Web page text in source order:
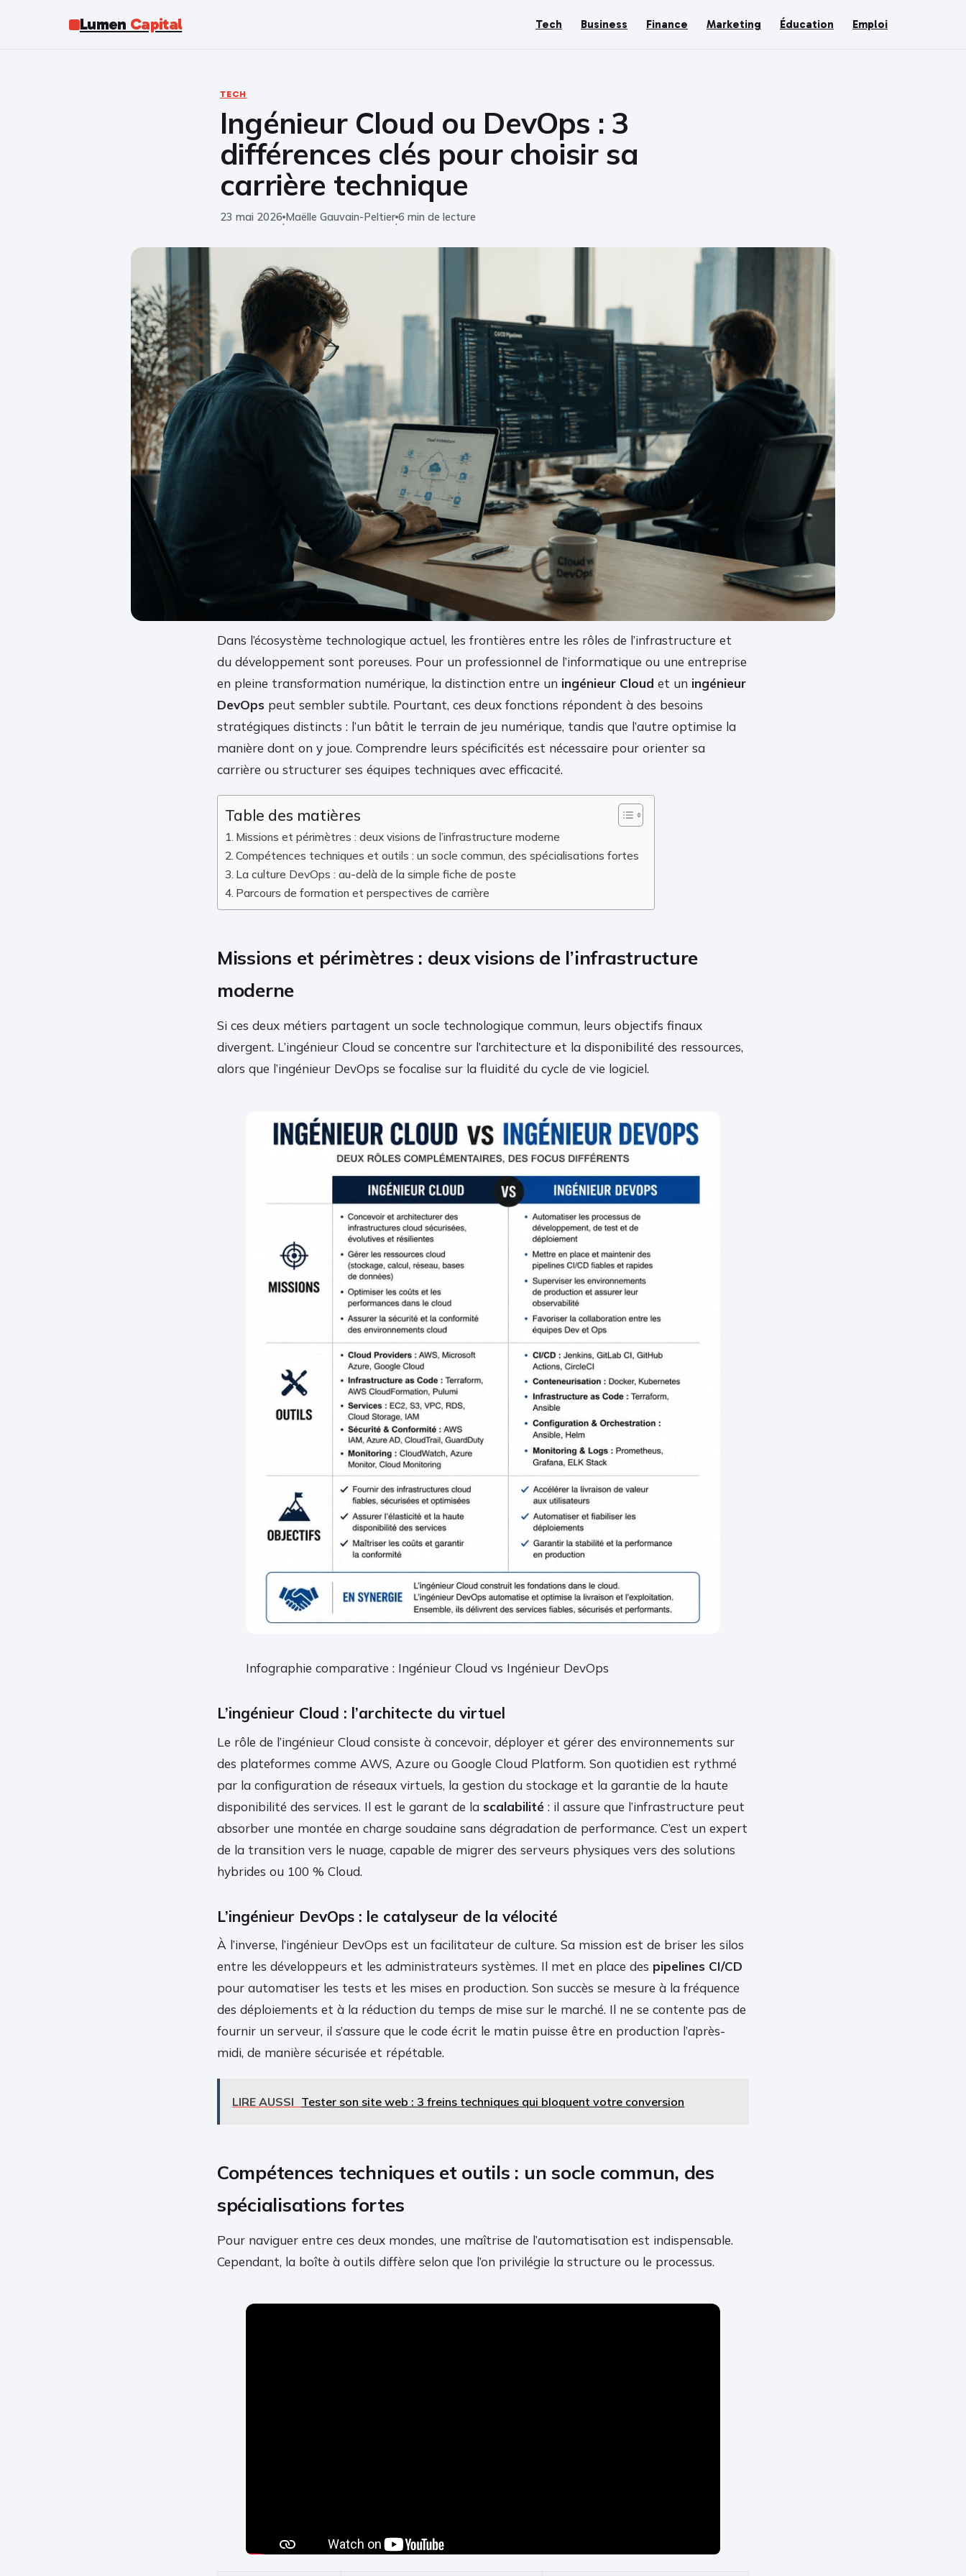
Lumen Capital Tech Business Finance Marketing Éducation Emploi
TECH
Ingénieur Cloud ou DevOps : 3
différences clés pour choisir sa
carrière technique
23 mai 2026
·
Maëlle Gauvain-Peltier
·
6 min de lecture
Dans l’écosystème technologique actuel, les frontières entre les rôles de l’infrastructure et
du développement sont poreuses. Pour un professionnel de l’informatique ou une entreprise
en pleine transformation numérique, la distinction entre un ingénieur Cloud et un ingénieur
DevOps peut sembler subtile. Pourtant, ces deux fonctions répondent à des besoins
stratégiques distincts : l’un bâtit le terrain de jeu numérique, tandis que l’autre optimise la
manière dont on y joue. Comprendre leurs spécificités est nécessaire pour orienter sa
carrière ou structurer ses équipes techniques avec efficacité.
Table des matières
Missions et périmètres : deux visions de l’infrastructure moderne
Compétences techniques et outils : un socle commun, des spécialisations fortes
La culture DevOps : au-delà de la simple fiche de poste
Parcours de formation et perspectives de carrière
Missions et périmètres : deux visions de l’infrastructure
moderne
Si ces deux métiers partagent un socle technologique commun, leurs objectifs finaux
divergent. L’ingénieur Cloud se concentre sur l’architecture et la disponibilité des ressources,
alors que l’ingénieur DevOps se focalise sur la fluidité du cycle de vie logiciel.
Infographie comparative : Ingénieur Cloud vs Ingénieur DevOps
L’ingénieur Cloud : l’architecte du virtuel
Le rôle de l’ingénieur Cloud consiste à concevoir, déployer et gérer des environnements sur
des plateformes comme AWS, Azure ou Google Cloud Platform. Son quotidien est rythmé
par la configuration de réseaux virtuels, la gestion du stockage et la garantie de la haute
disponibilité des services. Il est le garant de la scalabilité : il assure que l’infrastructure peut
absorber une montée en charge soudaine sans dégradation de performance. C’est un expert
de la transition vers le nuage, capable de migrer des serveurs physiques vers des solutions
hybrides ou 100 % Cloud.
L’ingénieur DevOps : le catalyseur de la vélocité
À l’inverse, l’ingénieur DevOps est un facilitateur de culture. Sa mission est de briser les silos
entre les développeurs et les administrateurs systèmes. Il met en place des pipelines CI/CD
pour automatiser les tests et les mises en production. Son succès se mesure à la fréquence
des déploiements et à la réduction du temps de mise sur le marché. Il ne se contente pas de
fournir un serveur, il s’assure que le code écrit le matin puisse être en production l’après-
midi, de manière sécurisée et répétable.
LIRE AUSSI Tester son site web : 3 freins techniques qui bloquent votre conversion
Compétences techniques et outils : un socle commun, des
spécialisations fortes
Pour naviguer entre ces deux mondes, une maîtrise de l’automatisation est indispensable.
Cependant, la boîte à outils diffère selon que l’on privilégie la structure ou le processus.